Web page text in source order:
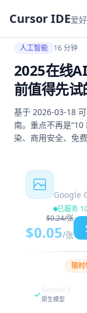
Cursor IDE爱
人工智能 16 分钟
2025在线
前值得先
基于 2026-03-18
南。重点不再是
染、商用安全、免
Google
已服务
$0.24/张
$0.05/张
限
Gemini 3
原生模型